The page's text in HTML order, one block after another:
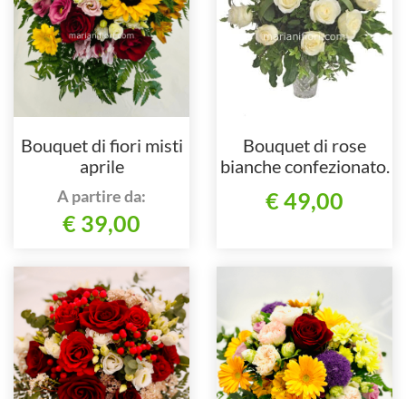
Bouquet di fiori misti
aprile
A partire da:
€ 39,00
Bouquet di rose
bianche confezionato.
€ 49,00